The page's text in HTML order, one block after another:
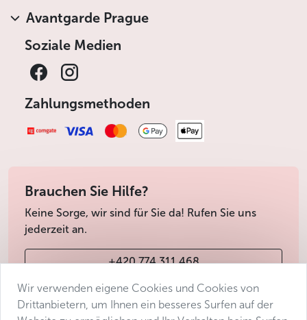
Avantgarde Prague
Soziale Medien
Zahlungsmethoden
Brauchen Sie Hilfe?
Keine Sorge, wir sind für Sie da! Rufen Sie uns
jederzeit an.
+420 774 311 468
info@avantgarde-prague.cz
Wir verwenden eigene Cookies und Cookies von
Drittanbietern, um Ihnen ein besseres Surfen auf der